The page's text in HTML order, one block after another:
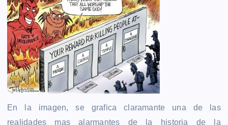
En la imagen, se grafica claramante una de las
realidades mas alarmantes de la historia de la